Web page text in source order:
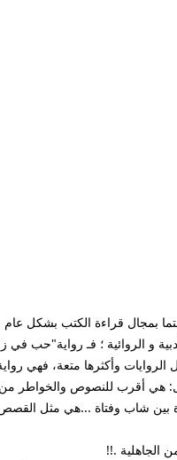
بمجال قراءة الكتب بشكل
و الروائية ؛ فـ رواية"حب في
وأكثرها متعة، فهي
هي أقرب للنصوص والخواطر من
شاب وفتاة ...هي مثل القصص
.!!